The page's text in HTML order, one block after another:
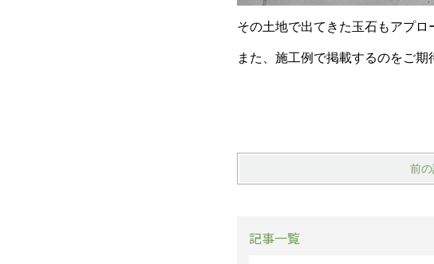
その土地で出てきた玉石もアプロ
また、施工例で掲載するのをご期
前
記事一覧